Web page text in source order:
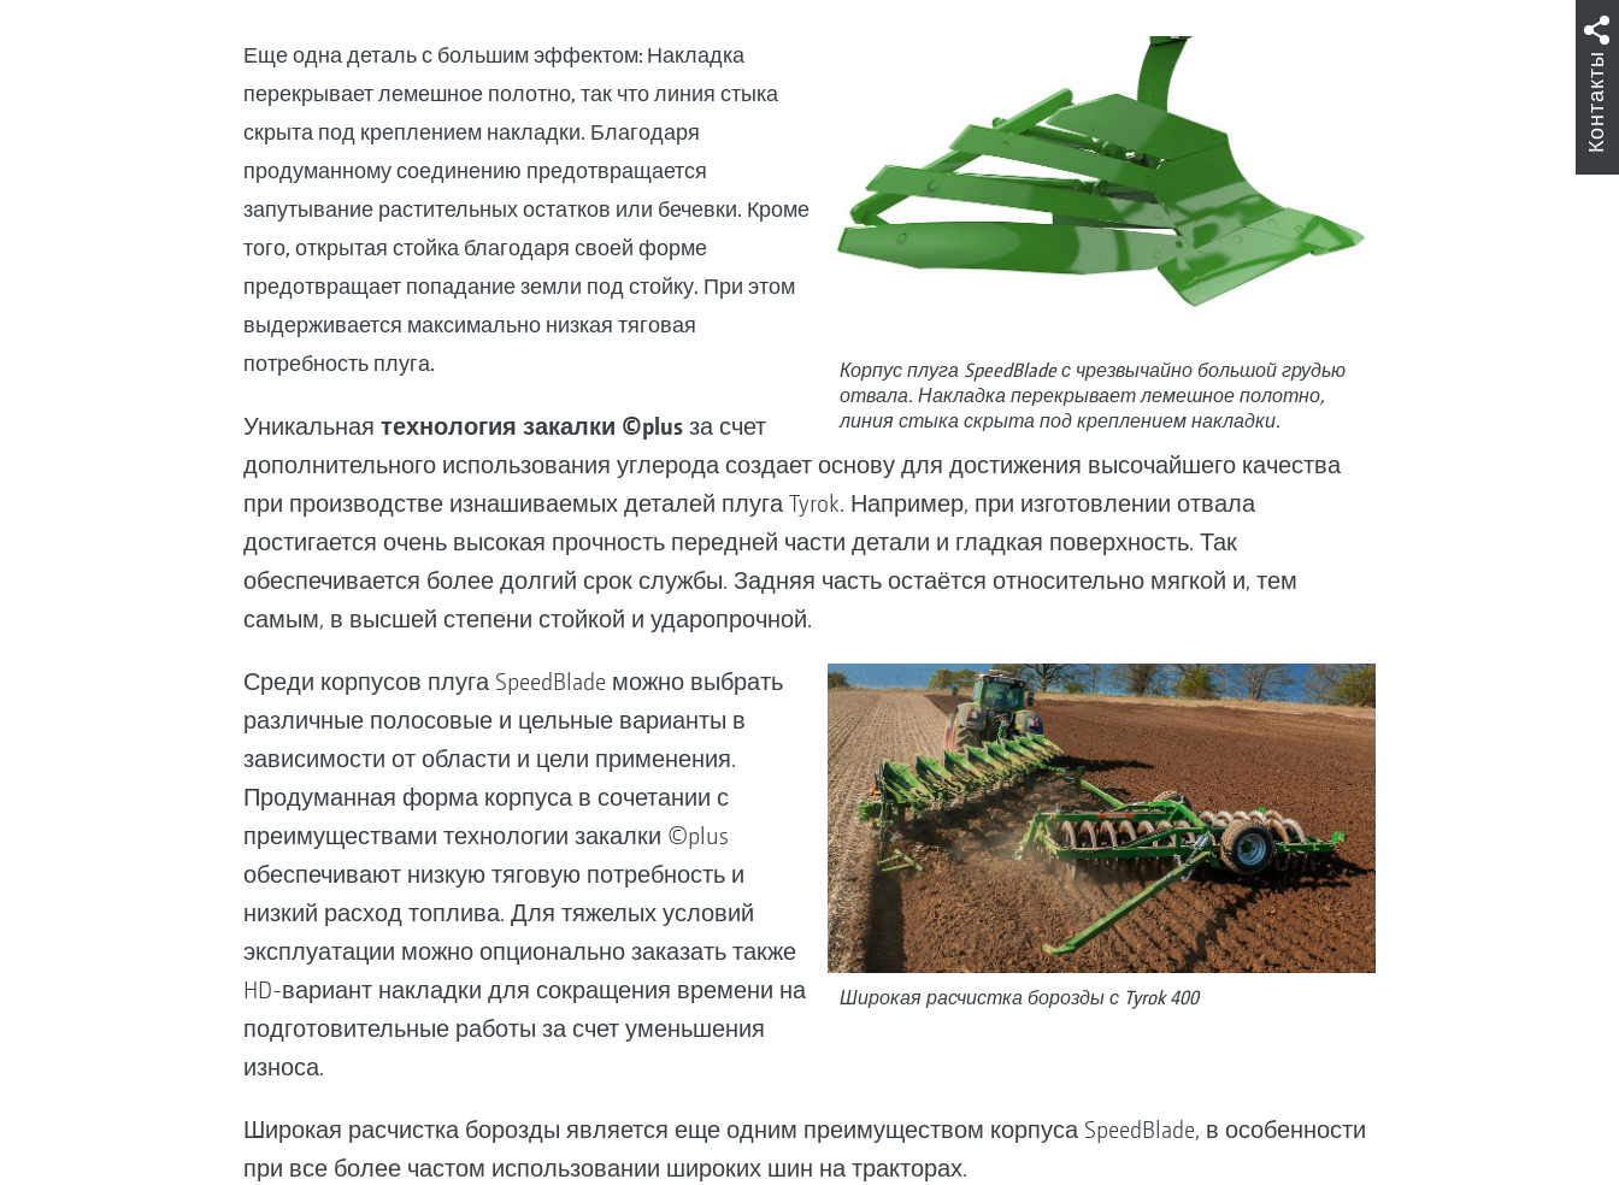
Корпус плуга SpeedBlade с чрезвычайно большой грудью
отвала. Накладка перекрывает лемешное полотно,
линия стыка скрыта под креплением накладки.
Еще одна деталь с большим эффектом: Накладка
перекрывает лемешное полотно, так что линия стыка
скрыта под креплением накладки. Благодаря
продуманному соединению предотвращается
запутывание растительных остатков или бечевки. Кроме
того, открытая стойка благодаря своей форме
предотвращает попадание земли под стойку. При этом
выдерживается максимально низкая тяговая
потребность плуга.
Уникальная технология закалки ©plusза счет
дополнительного использования углерода создает основу для достижения высочайшего качества
при производстве изнашиваемых деталей плуга Tyrok. Например, при изготовлении отвала
достигается очень высокая прочность передней части детали и гладкая поверхность. Так
обеспечивается более долгий срок службы. Задняя часть остаётся относительно мягкой и, тем
самым, в высшей степени стойкой и ударопрочной.
Широкая расчистка борозды с Tyrok 400
Среди корпусов плуга SpeedBlade можно выбрать
различные полосовые и цельные варианты в
зависимости от области и цели применения.
Продуманная форма корпуса в сочетании с
преимуществами технологии закалки ©plus
обеспечивают низкую тяговую потребность и
низкий расход топлива. Для тяжелых условий
эксплуатации можно опционально заказать также
HD-вариант накладки для сокращения времени на
подготовительные работы за счет уменьшения
износа.
Широкая расчистка борозды является еще одним преимуществом корпуса SpeedBlade, в особенности
при все более частом использовании широких шин на тракторах.
Контакты